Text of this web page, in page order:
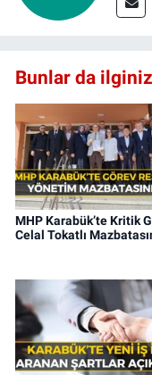
Bunlar da
MHP Karabük’te Kritik
Celal Tokatlı